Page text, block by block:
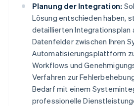
Planung der Integration:
Lösung entschieden haben,
detaillierten Integrationsplan
Datenfelder zwischen Ihren
Automatisierungsplattform
Workflows und
Verfahren zur
Bedarf mit einem
professionelle